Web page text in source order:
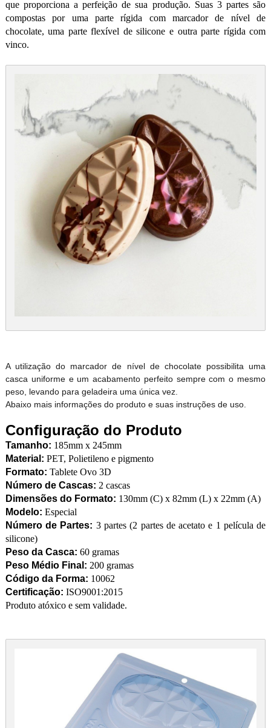
que proporciona a perfeição de sua produção. Suas 3 partes são
compostas por uma parte rígida com marcador de nível de
chocolate, uma parte flexível de silicone e outra parte rígida com
vinco.
A utilização do marcador de nível de chocolate possibilita uma
casca uniforme e um acabamento perfeito sempre com o mesmo
peso, levando para geladeira uma única vez.
Abaixo mais informações do produto e suas instruções de uso.
Configuração do Produto
Tamanho: 185mm x 245mm
Material: PET, Polietileno e pigmento
Formato: Tablete Ovo 3D
Número de Cascas: 2 cascas
Dimensões do Formato: 130mm (C) x 82mm (L) x 22mm (A)
Modelo: Especial
Número de Partes: 3 partes (2 partes de acetato e 1 película de
silicone)
Peso da Casca: 60 gramas
Peso Médio Final: 200 gramas
Código da Forma: 10062
Certificação: ISO9001:2015
Produto atóxico e sem validade.